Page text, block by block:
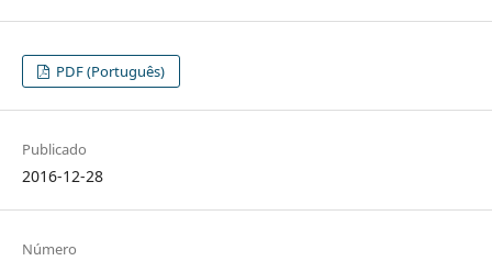
PDF (Português)
Publicado
2016-12-28
Número